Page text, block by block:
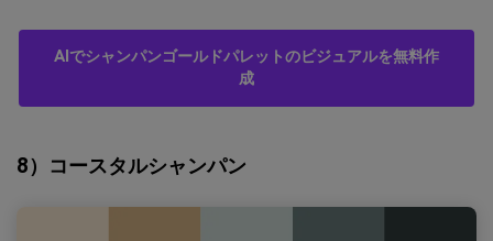
AIでシャンパンゴールドパレットのビジュアルを無料作
成
8）コースタルシャンパン